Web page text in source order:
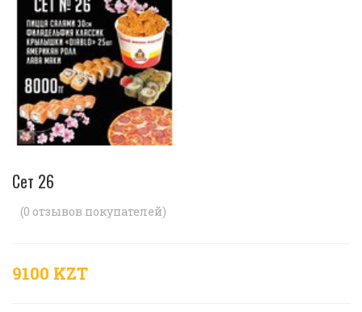
Сет 26
(0 отзывов покупателей)
9100 KZT